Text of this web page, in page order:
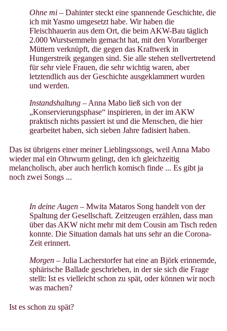
Ohne mi – Dahinter steckt eine spannende Geschichte, die
ich mit Yasmo umgesetzt habe. Wir haben die
Fleischhauerin aus dem Ort, die beim AKW-Bau täglich
2.000 Wurstsemmeln gemacht hat, mit den Vorarlberger
Müttern verknüpft, die gegen das Kraftwerk in
Hungerstreik gegangen sind. Sie alle stehen stellvertretend
für sehr viele Frauen, die sehr wichtig waren, aber
letztendlich aus der Geschichte ausgeklammert wurden
und werden.
Instandshaltung – Anna Mabo ließ sich von der
„Konservierungsphase“ inspirieren, in der im AKW
praktisch nichts passiert ist und die Menschen, die hier
gearbeitet haben, sich sieben Jahre fadisiert haben.
Das ist übrigens einer meiner Lieblingssongs, weil Anna Mabo
wieder mal ein Ohrwurm gelingt, den ich gleichzeitig
melancholisch, aber auch herrlich komisch finde ... Es gibt ja
noch zwei Songs ...
In deine Augen – Mwita Mataros Song handelt von der
Spaltung der Gesellschaft. Zeitzeugen erzählen, dass man
über das AKW nicht mehr mit dem Cousin am Tisch reden
konnte. Die Situation damals hat uns sehr an die Corona-
Zeit erinnert.
Morgen – Julia Lacherstorfer hat eine an Björk erinnernde,
sphärische Ballade geschrieben, in der sie sich die Frage
stellt: Ist es vielleicht schon zu spät, oder können wir noch
was machen?
Ist es schon zu spät?